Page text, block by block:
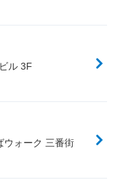
ル 3F
ウォーク 三番街